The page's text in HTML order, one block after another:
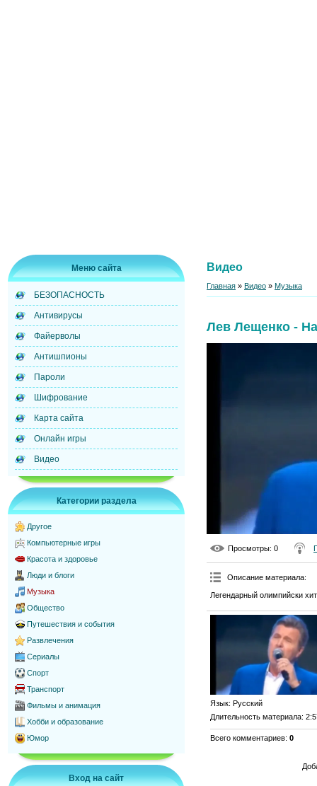
Меню сайта
БЕЗОПАСНОСТЬ
Антивирусы
Файерволы
Антишпионы
Пароли
Шифрование
Карта сайта
Онлайн игры
Видео
Категории раздела
Другое
Компьютерные игры
Красота и здоровье
Люди и блоги
Музыка
Общество
Путешествия и события
Развлечения
Сериалы
Спорт
Транспорт
Фильмы и анимация
Хобби и образование
Юмор
Вход на сайт
Видео
Главная » Видео » Музыка
Лев Лещенко -
Просмотры: 0
Описание материала:
Легендарный олимпийски
Язык: Русский
Длительность материала:
Всего комментариев: 0